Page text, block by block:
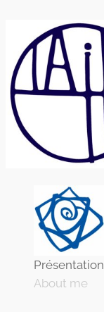
contenu
Présentation
About me